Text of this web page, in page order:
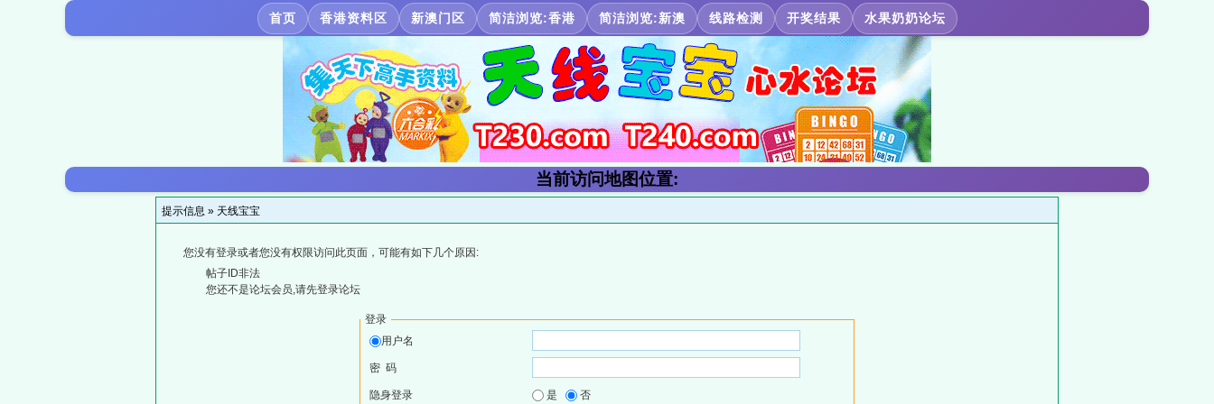
首页 香港资料区 新澳门区 简洁浏览:香港 简洁浏览:新澳 线路检测 开奖结果 水果奶奶论坛
当前访问地图位置:
提示信息 » 天线宝宝
您没有登录或者您没有权限访问此页面，可能有如下几个原因:
帖子ID非法
您还不是论坛会员,请先登录论坛
登录
用户名
密 码
隐身登录 是 否